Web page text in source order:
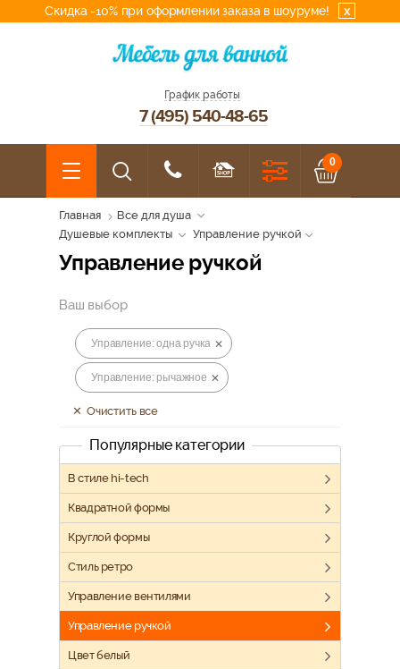
Скидка -10% при оформлении заказа в шоуруме! x
График работы
7 (495) 540-48-65
0
Главная
Все для душа
Душевые комплекты
Управление ручкой
Управление ручкой
Ваш выбор
Управление: одна ручка
Управление: рычажное
Очистить все
Популярные категории
В стиле hi-tech
Квадратной формы
Круглой формы
Стиль ретро
Управление вентилями
Управление ручкой
Цвет белый